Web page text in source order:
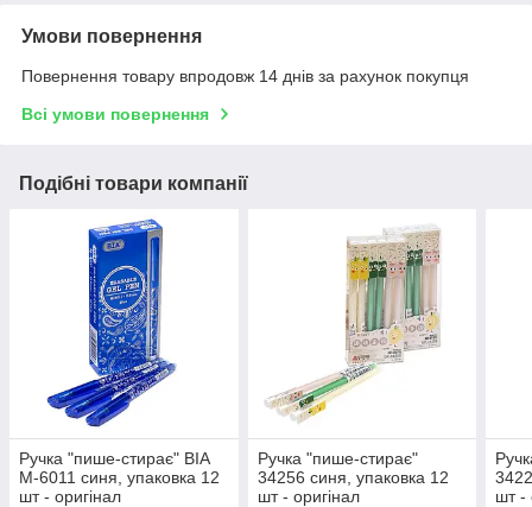
Умови повернення
Повернення товару впродовж 14 днів за рахунок покупця
Всі умови повернення
Подібні товари компанії
Ручка "пише-стирає" BIA
M-6011 синя, упаковка 12
шт - оригінал
Ручка "пише-стирає"
34256 синя, упаковка 12
шт - оригінал
шт -